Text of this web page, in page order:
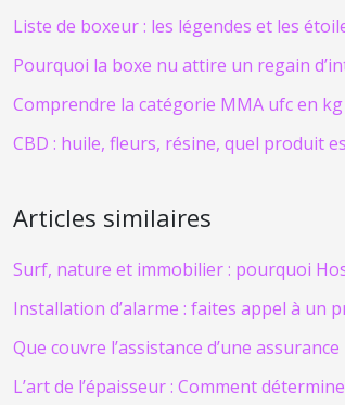
Liste de boxeur : les légendes et les
Pourquoi la boxe nu attire un regain
Comprendre la catégorie MMA ufc en
CBD : huile, fleurs, résine, quel produit
Articles similaires
Surf, nature et immobilier : pourquoi
Installation d’alarme : faites appel à
Que couvre l’assistance d’une
L’art de l’épaisseur : Comment